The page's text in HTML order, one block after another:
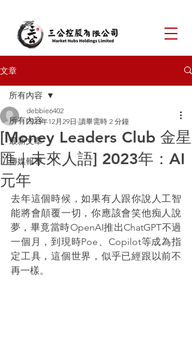
文章
所有內容
最新文章
傳媒報導
所有內容
[Money Leaders Club 金星
匯｜未來人語] 2023年：AI
元年
debbie6402
2023年12月29日 讀畢需時 2 分鐘
去年這個時候，如果有人跟你說人工智
能將會顛覆一切，你應該會笑他痴人說
夢，畢竟當時OpenAI推出ChatGPT不過
一個月，到現時Poe、Copilot等成為指
定工具，這個世界，似乎已經跟以前不
再一樣。